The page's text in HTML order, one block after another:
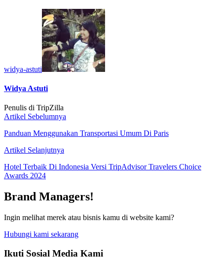
widya-astuti
Widya Astuti
Penulis di TripZilla
Artikel Sebelumnya
Panduan Menggunakan Transportasi Umum Di Paris
Artikel Selanjutnya
Hotel Terbaik Di Indonesia Versi TripAdvisor Travelers Choice
Awards 2024
Brand Managers!
Ingin melihat merek atau bisnis kamu di website kami?
Hubungi kami sekarang
Ikuti Sosial Media Kami